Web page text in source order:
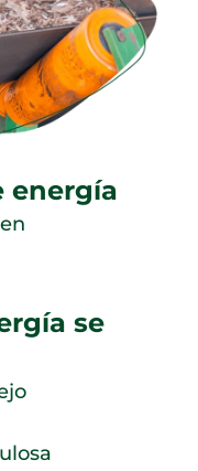
energía
se